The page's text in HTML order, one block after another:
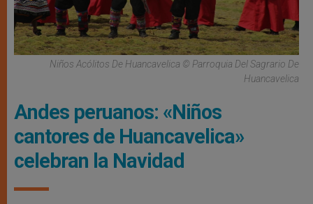
Niños Acólitos De Huancavelica © Parroquia Del Sagrario De
Huancavelica
Andes peruanos: «Niños
cantores de Huancavelica»
celebran la Navidad